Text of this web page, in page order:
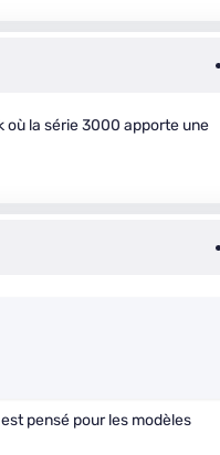
où la série 3000 apporte une
pensé pour les modèles